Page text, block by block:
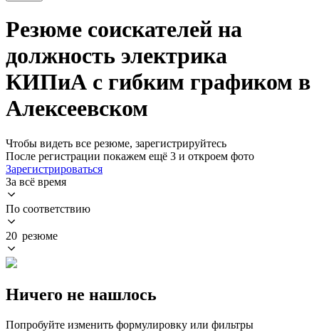
Резюме соискателей на
должность электрика
КИПиА с гибким графиком в
Алексеевском
Чтобы видеть все резюме, зарегистрируйтесь
После регистрации покажем ещё 3 и откроем фото
Зарегистрироваться
За всё время
По соответствию
20 резюме
Ничего не нашлось
Попробуйте изменить формулировку или фильтры